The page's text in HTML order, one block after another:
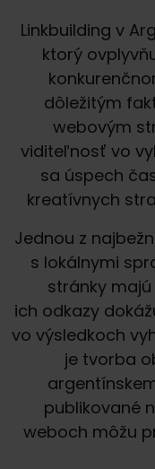
Linkbuilding v
ktorý
dôležitým
webovým
viditeľnosť vo
sa úspech
kreatívnych
Jednou z
s lokálnymi
stránky
ich odkazy
vo výsledkoch
je tvorba
publikované
weboch môžu